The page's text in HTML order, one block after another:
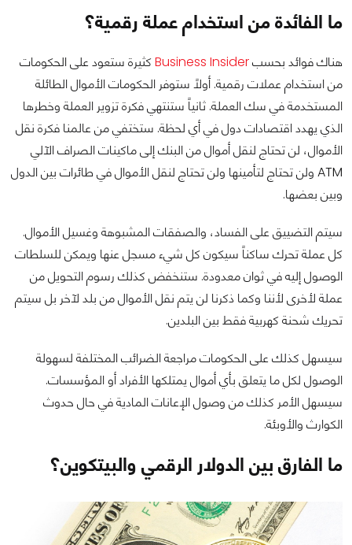
ما الفائدة من استخدام عملة رقمية؟
هناك فوائد بحسبBusiness Insiderكثيرة ستعود على الحكومات
من استخدام عملات رقمية. أولاً ستوفر الحكومات الأموال الطائلة
المستخدمة في سك العملة. ثانياً ستنتهي فكرة تزوير العملة وخطرها
الذي يهدد اقتصادات دول في أي لحظة. ستختفي من عالمنا فكرة نقل
الأموال، لن تحتاج لنقل أموال من البنك إلى ماكينات الصراف الآلي
ATM ولن تحتاج لتأمينها ولن تحتاج لنقل الأموال في طائرات بين الدول
وبين بعضها.
سيتم التضييق على الفساد، والصفقات المشبوهة وغسيل الأموال.
كل عملة تحرك ساكناً سيكون كل شيء مسجل عنها ويمكن للسلطات
الوصول إليه في ثوان معدودة. ستنخفض كذلك رسوم التحويل من
عملة لأخرى لأننا وكما ذكرنا لن يتم نقل الأموال من بلد لآخر بل سيتم
تحريك شحنة كهربية فقط بين البلدين.
سيسهل كذلك على الحكومات مراجعة الضرائب المختلفة لسهولة
الوصول لكل ما يتعلق بأي أموال يمتلكها الأفراد أو المؤسسات.
سيسهل الأمر كذلك من وصول الإعانات المادية في حال حدوث
الكوارث والأوبئة.
ما الفارق بين الدولار الرقمي والبيتكوين؟